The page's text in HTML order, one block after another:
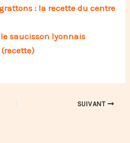
: la recette du centre
le saucisson lyonnais
SUIVANT